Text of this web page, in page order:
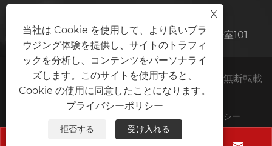
ysrznzz@ysrmachine.com
住所:中国福建省アモイ市海滄区新京路35-6号室101
著作権 © 2025 アモイイーセンロン技術有限公司無断転載
を禁じます。
プライバシーポリシー
X
当社は Cookie を使用して、より良いブラ
ウジング体験を提供し、サイトのトラフィ
ックを分析し、コンテンツをパーソナライ
ズします。このサイトを使用すると、
Cookie の使用に同意したことになります。
プライバシーポリシー
拒否する 受け入れる